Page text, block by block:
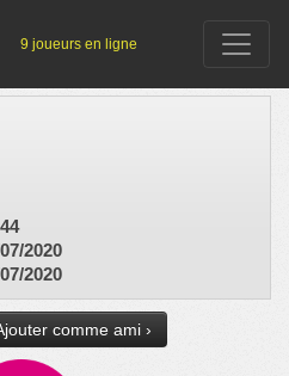
9 joueurs en ligne
44
2020
2020
comme ami ›